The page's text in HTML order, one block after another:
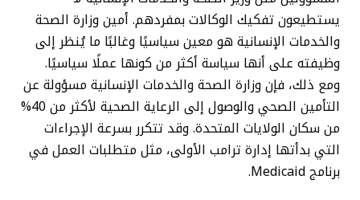
يستطيعون تفكيك الوكالات بمفردهم. أمين وزارة الصحة
والخدمات الإنسانية هو معين سياسيًا وغالبًا ما يُنظر إلى
وظيفته على أنها سياسة أكثر من كونها عملًا سياسيًا.
ومع ذلك، فإن وزارة الصحة والخدمات الإنسانية مسؤولة عن
التأمين الصحي والوصول إلى الرعاية الصحية لأكثر من 40%
من سكان الولايات المتحدة. وقد تتكرر بسرعة الإجراءات
التي بدأتها إدارة ترامب الأولى، مثل متطلبات العمل في
برنامج Medicaid.